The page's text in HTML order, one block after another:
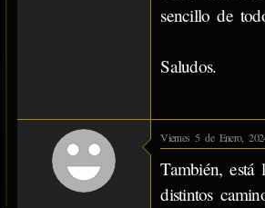
sencillo de
Saludos.
Viernes 5 de Enero,
También,
distintos